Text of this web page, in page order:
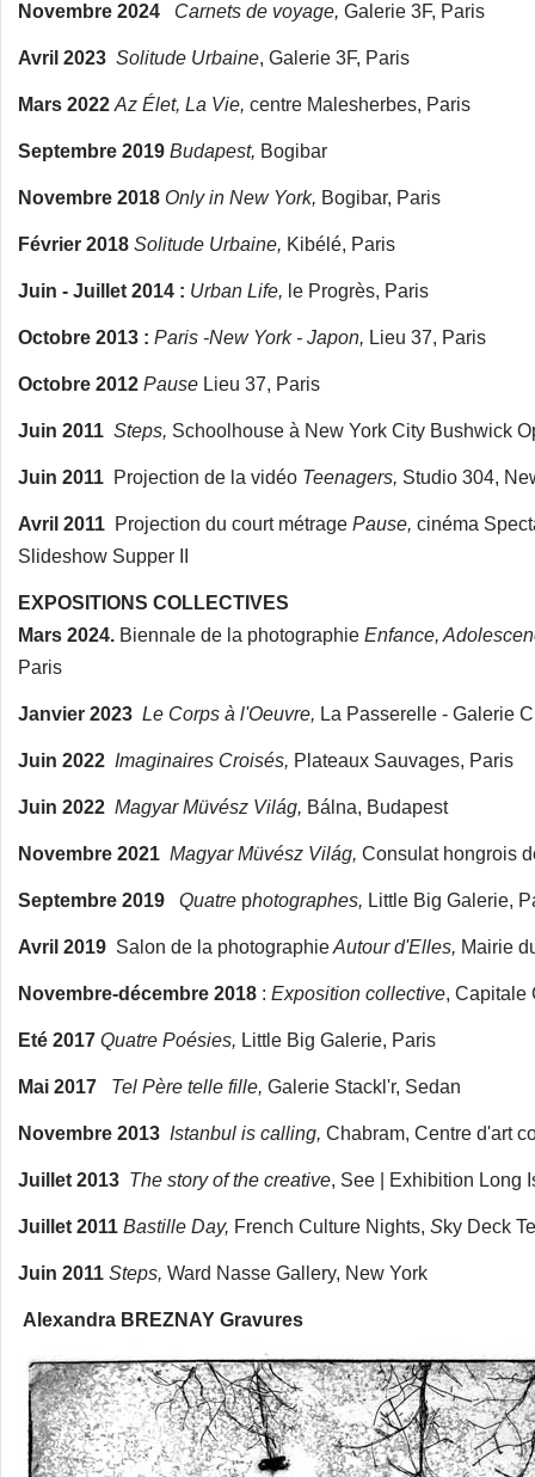
Novembre 2024 Carnets de voyage, Galerie 3F, Paris
Avril 2023 Solitude Urbaine, Galerie 3F, Paris
Mars 2022 Az Élet, La Vie, centre Malesherbes, Paris
Septembre 2019 Budapest, Bogibar
Novembre 2018 Only in New York, Bogibar, Paris
Février 2018 Solitude Urbaine, Kibélé, Paris
Juin - Juillet 2014 : Urban Life, le Progrès, Paris
Octobre 2013 : Paris -New York - Japon, Lieu 37, Paris
Octobre 2012 Pause Lieu 37, Paris
Juin 2011 Steps, Schoolhouse à New York City Bushwick
Juin 2011 Projection de la vidéo Teenagers, Studio 304,
Avril 2011 Projection du court métrage Pause, cinéma
Slideshow Supper II
EXPOSITIONS COLLECTIVES
Mars 2024. Biennale de la photographie Enfance,
Paris
Janvier 2023 Le Corps à l'Oeuvre, La Passerelle - Galerie
Juin 2022 Imaginaires Croisés, Plateaux Sauvages, Paris
Juin 2022 Magyar Müvész Világ, Bálna, Budapest
Novembre 2021 Magyar Müvész Világ, Consulat hongrois
Septembre 2019 Quatre photographes, Little Big Galerie,
Avril 2019 Salon de la photographieAutour d'Elles, Mairie
Novembre-décembre 2018 : Exposition collective, Capitale
Eté 2017 Quatre Poésies, Little Big Galerie, Paris
Mai 2017 Tel Père telle fille, Galerie Stackl'r, Sedan
Novembre 2013 Istanbul is calling, Chabram, Centre d'art
Juillet 2013 The story of the creative, See | Exhibition Long
Juillet 2011 Bastille Day, French Culture Nights, Sky Deck
Juin 2011 Steps, Ward Nasse Gallery, New York
Alexandra BREZNAY Gravures